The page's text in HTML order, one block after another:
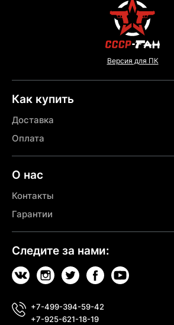
Версия для ПК
Как купить
Доставка
Оплата
О нас
Контакты
Гарантии
Следите за нами:
+7-499-394-59-42
+7-925-621-18-19